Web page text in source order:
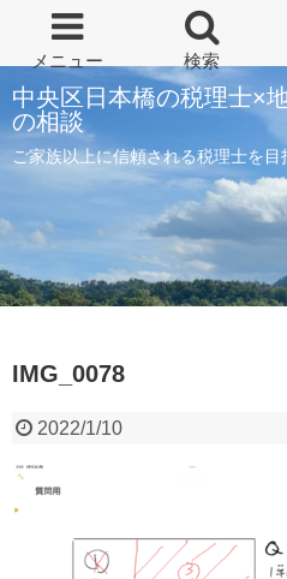
中央区日本橋の税理士×
の相談
ご家族以上に信頼される税理士を目
IMG_0078
2022/1/10